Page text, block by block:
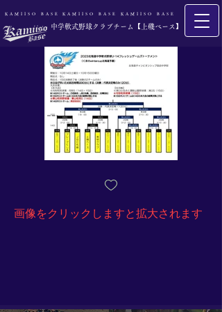
​KAMIISO BASE ​KAMIISO BASE
​KAMIISO BASE
​中学軟式野球クラブチーム【上磯ベース】
​画像をクリックしますと拡大されます